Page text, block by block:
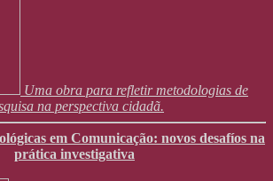
Uma obra para refletir metodologias de
na perspectiva cidadã.
em Comunicação: novos desafíos na
prática investigativa